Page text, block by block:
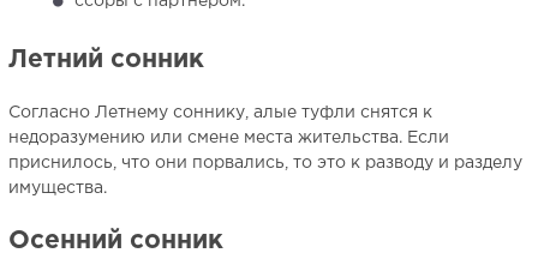
Летний сонник
Согласно Летнему соннику, алые туфли снятся к
недоразумению или смене места жительства. Если
приснилось, что они порвались, то это к разводу и разделу
имущества.
Осенний сонник